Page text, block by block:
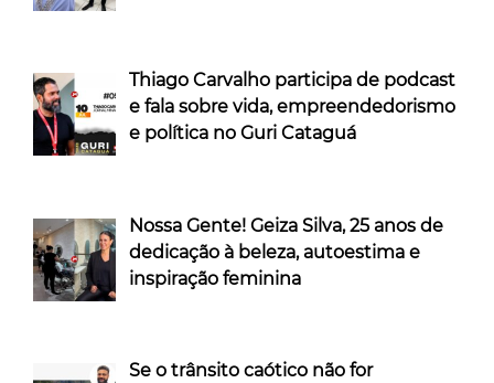
Thiago Carvalho participa de podcast
e fala sobre vida, empreendedorismo
e política no Guri Cataguá
Nossa Gente! Geiza Silva, 25 anos de
dedicação à beleza, autoestima e
inspiração feminina
Se o trânsito caótico não for